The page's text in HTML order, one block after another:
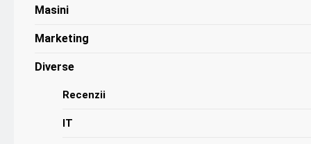
Masini
Marketing
Diverse
Recenzii
IT